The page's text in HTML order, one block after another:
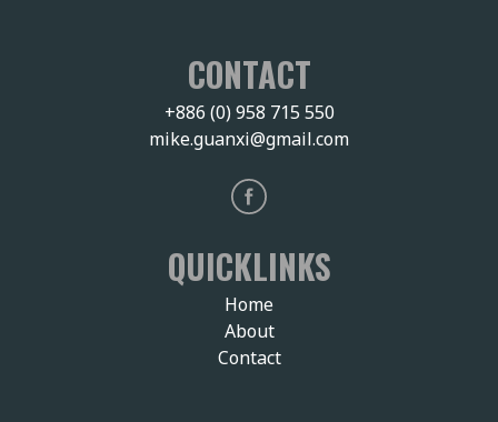
CONTACT
+886 (0) 958 715 550
mike.guanxi@gmail.com
QUICKLINKS
Home
About
Contact